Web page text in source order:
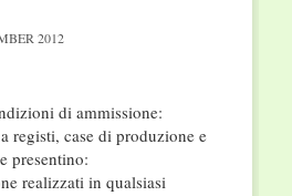
2012
di ammissione:
registi, case di produzione e
presentino:
realizzati in qualsiasi